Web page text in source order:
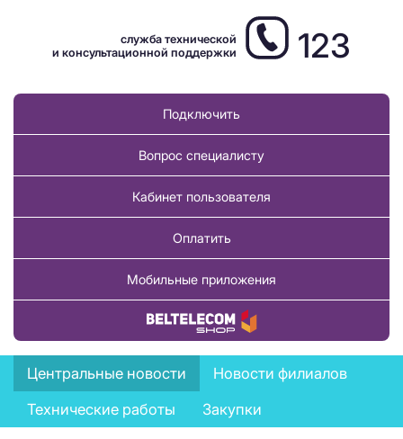
служба технической
и консультационной поддержки
123
Подключить
Вопрос специалисту
Кабинет пользователя
Оплатить
Мобильные приложения
Купить товар
News
menu
Центральные новости
Новости филиалов
Технические работы
Закупки